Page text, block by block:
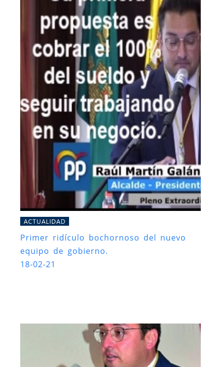
ACTUALIDAD
Primer ridículo bochornoso del nuevo
equipo de gobierno.
18-02-21